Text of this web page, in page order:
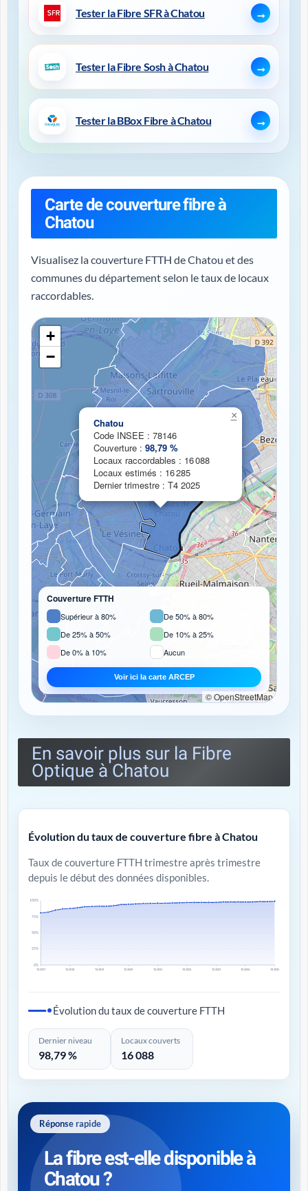
Tester la Fibre SFR à Chatou
Tester la Fibre Sosh à Chatou
Tester la BBox Fibre à Chatou
Carte de couverture fibre à
Chatou
Visualisez la couverture FTTH de Chatou et des
communes du département selon le taux de locaux
raccordables.
Chargement de la carte de couverture fibre...
Chatou
Code INSEE : 78146
Couverture : 98,79 %
Locaux raccordables : 16 088
Locaux estimés : 16 285
Dernier trimestre : T4 2025
×
+
−
Couverture FTTH
Supérieur à 80%
De 50% à 80%
De 25% à 50%
De 10% à 25%
De 0% à 10%
Aucun
Voir ici la carte ARCEP
© OpenStreetMap
En savoir plus sur la Fibre
Optique à Chatou
Évolution du taux de couverture fibre à Chatou
Taux de couverture FTTH trimestre après trimestre
depuis le début des données disponibles.
0%
25%
50%
75%
100%
T4 2017 T4 2018 T4 2019 T4 2020 T4 2021 T4 2022 T4 2023 T4 2024 T4 2025
Évolution du taux de couverture FTTH
Dernier niveau
98,79 %
Locaux couverts
16 088
Réponse rapide
La fibre est-elle disponible à
Chatou ?